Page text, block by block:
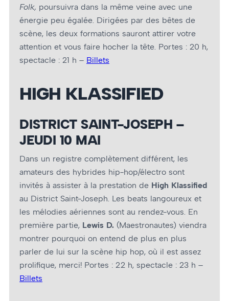
Folk, poursuivra dans la même veine avec une
énergie peu égalée. Dirigées par des bêtes de
scène, les deux formations sauront attirer votre
attention et vous faire hocher la tête. Portes : 20 h,
spectacle : 21 h – Billets
HIGH KLASSIFIED
DISTRICT SAINT-JOSEPH –
JEUDI 10 MAI
Dans un registre complètement différent, les
amateurs des hybrides hip-hop/électro sont
invités à assister à la prestation de High Klassified
au District Saint-Joseph. Les beats langoureux et
les mélodies aériennes sont au rendez-vous. En
première partie, Lewis D. (Maestronautes) viendra
montrer pourquoi on entend de plus en plus
parler de lui sur la scène hip hop, où il est assez
prolifique, merci! Portes : 22 h, spectacle : 23 h –
Billets